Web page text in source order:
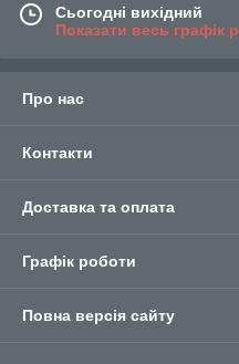
Сьогодні вихідний
Показати весь графік
Про нас
Контакти
Доставка та оплата
Графік роботи
Повна версія сайту